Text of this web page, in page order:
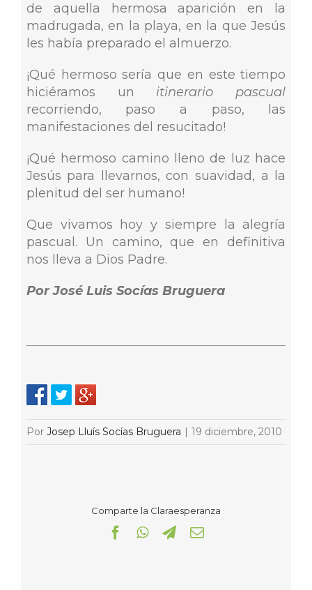
de aquella hermosa aparición en la
madrugada, en la playa, en la que Jesús
les había preparado el almuerzo.
¡Qué hermoso sería que en este tiempo
hiciéramos un itinerario pascual
recorriendo, paso a paso, las
manifestaciones del resucitado!
¡Qué hermoso camino lleno de luz hace
Jesús para llevarnos, con suavidad, a la
plenitud del ser humano!
Que vivamos hoy y siempre la alegría
pascual. Un camino, que en definitiva
nos lleva a Dios Padre.
Por José Luis Socías Bruguera
Por Josep Lluís Socías Bruguera 19 diciembre, 2010
Comparte la Claraesperanza
Facebook
WhatsApp
Telegram
Correo